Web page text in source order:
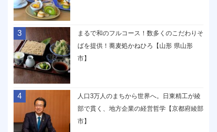
3
まるで和のフルコース！数多くのこだわりそ
ばを提供！蕎麦処かねひろ【山形 県山形
市】
4
人口3万人のまちから世界へ。日東精工が綾
部で貫く、地方企業の経営哲学【京都府綾部
市】